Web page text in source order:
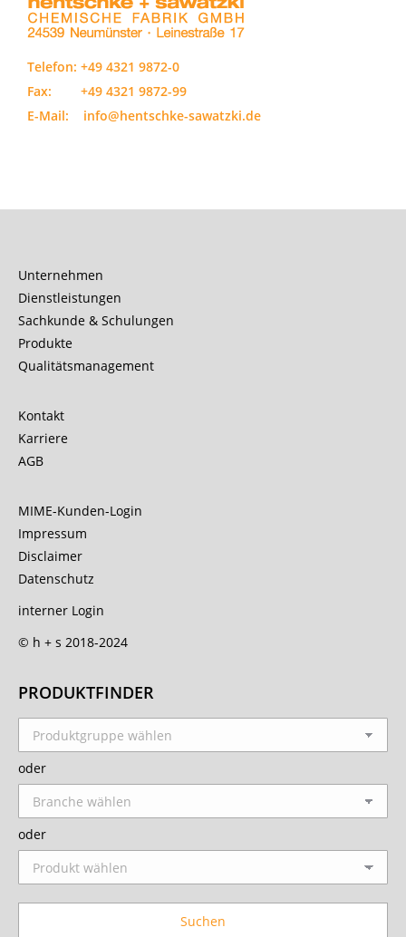
Telefon:+49 4321 9872-0
Fax: +49 4321 9872-99
E-Mail: info@hentschke-sawatzki.de
Unternehmen
Dienstleistungen
Sachkunde & Schulungen
Produkte
Qualitätsmanagement
Kontakt
Karriere
AGB
MIME-Kunden-Login
Impressum
Disclaimer
Datenschutz
interner Login
© h + s 2018-2024
PRODUKTFINDER
oder
oder